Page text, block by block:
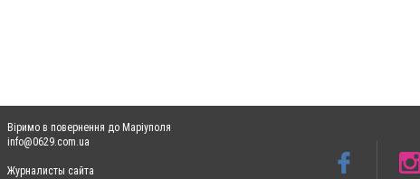
Віримо в повернення до Маріуполя
info@0629.com.ua
Журналисты сайта